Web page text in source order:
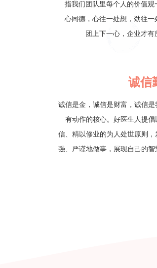
指我们团队里每个人的价值观
心同德，心往一处想，劲往一
团上下一心，企业才有
诚信
诚信是金，诚信是财富，诚信是
有动作的核心。好医生人提倡
信、精以修业的为人处世原则，
强、严谨地做事，展现自己的智